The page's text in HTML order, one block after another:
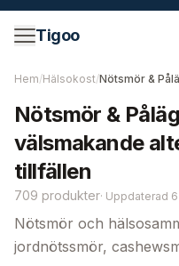
Hoppa till innehåll
Tigoo
Hem/Hälsokost/Nötsmör &
Nötsmör &
välsmakande
tillfällen
709 produkter· Uppdaterad
Nötsmör och
jordnötssmör,